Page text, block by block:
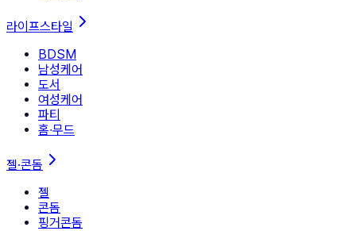
라이프스타일
BDSM
남성케어
도서
여성케어
파티
홈∙무드
젤·콘돔
젤
콘돔
핑거콘돔